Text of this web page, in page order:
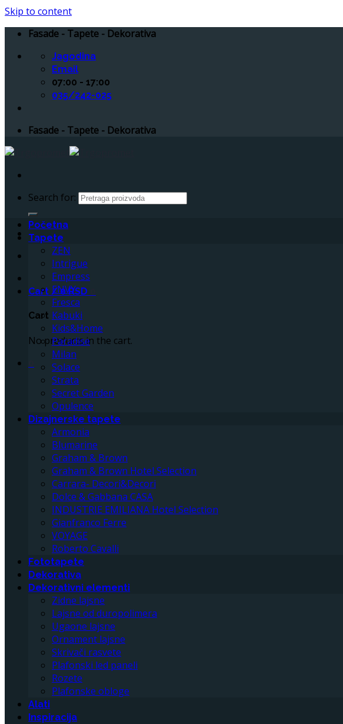
Skip to content
Fasade - Tapete - Dekorativa
Jagodina
Email
07:00 - 17:00
035/242-025
Fasade - Tapete - Dekorativa
Search for:
Cart /0RSD
Cart
No products in the cart.
Početna
Tapete
ZEN
Intrigue
Empress
ENVY
Fresca
Kabuki
Kids&Home
Paradise
Milan
Solace
Strata
Secret Garden
Opulence
Dizajnerske tapete
Armonia
Blumarine
Graham & Brown
Graham & Brown Hotel Selection
Carrara- Decori&Decori
Dolce & Gabbana CASA
INDUSTRIE EMILIANA Hotel Selection
Gianfranco Ferre
VOYAGE
Roberto Cavalli
Fototapete
Dekorativa
Dekorativni elementi
Zidne lajsne
Lajsne od duropolimera
Ugaone lajsne
Ornament lajsne
Skrivači rasvete
Plafonski led paneli
Rozete
Plafonske obloge
Alati
Inspiracija